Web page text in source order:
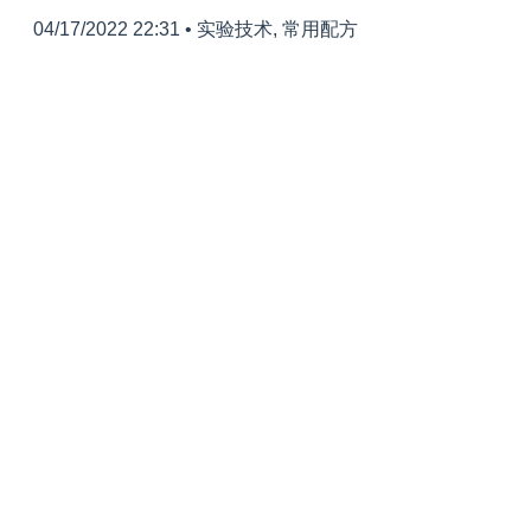
04/17/2022 22:31 • 实验技术, 常用配方